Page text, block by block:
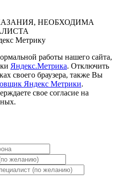
НЕОБХОДИМА
Метрику
работы нашего сайта,
Яндекс.Метрика. Отключить
своего браузера, также Вы
Яндекс Метрики.
свое согласие на